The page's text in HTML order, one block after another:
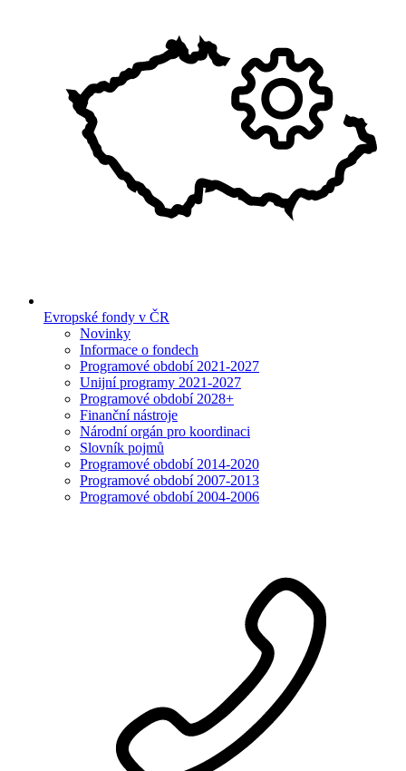
Evropské fondy v ČR
Novinky
Informace o fondech
Programové období 2021-2027
Unijní programy 2021-2027
Programové období 2028+
Finanční nástroje
Národní orgán pro koordinaci
Slovník pojmů
Programové období 2014-2020
Programové období 2007-2013
Programové období 2004-2006